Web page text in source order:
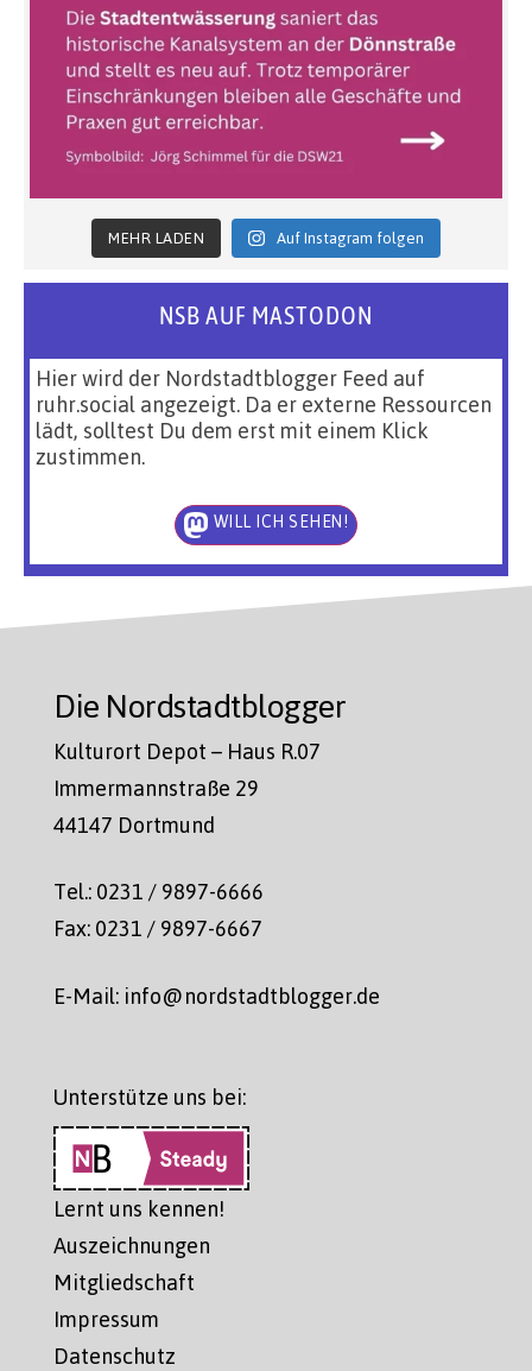
MEHR LADEN Auf Instagram folgen
NSB AUF MASTODON
Hier wird der Nordstadtblogger Feed auf
ruhr.social angezeigt. Da er externe Ressourcen
lädt, solltest Du dem erst mit einem Klick
zustimmen.
WILL ICH SEHEN!
Die Nordstadtblogger
Kulturort Depot – Haus R.07
Immermannstraße 29
44147 Dortmund
Tel.: 0231 / 9897-6666
Fax: 0231 / 9897-6667
E-Mail: info@nordstadtblogger.de
Unterstütze uns bei:
Lernt uns kennen!
Auszeichnungen
Mitgliedschaft
Impressum
Datenschutz